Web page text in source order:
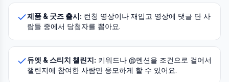
제품 & 굿즈 출시: 런칭 영상이나 재입고 영상에 댓글 단 사
람들 중에서 당첨자를 뽑아요.
듀엣 & 스티치 챌린지: 키워드나 @멘션을 조건으로 걸어서
챌린지에 참여한 사람만 응모하게 할 수 있어요.